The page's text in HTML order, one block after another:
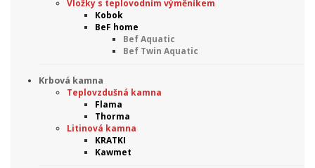
Vložky s teplovodním výměníkem
Kobok
BeF home
Bef Aquatic
Bef Twin Aquatic
Krbová kamna
Teplovzdušná kamna
Flama
Thorma
Litinová kamna
KRATKI
Kawmet